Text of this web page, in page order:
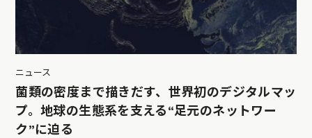
ニュース
菌類の密度まで描きだす、世界初のデジタルマッ
プ。地球の生態系を支える“足元のネットワー
ク”に迫る